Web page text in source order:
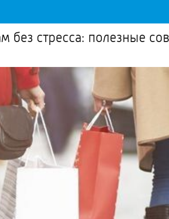
без стресса: полезные